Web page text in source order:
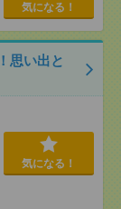
気になる！
思い出と
気になる！